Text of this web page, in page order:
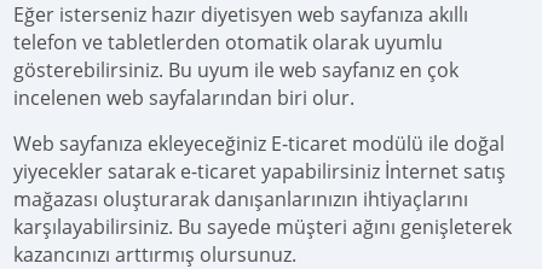
Eğer isterseniz hazır diyetisyen web sayfanıza akıllı
telefon ve tabletlerden otomatik olarak uyumlu
gösterebilirsiniz. Bu uyum ile web sayfanız en çok
incelenen web sayfalarından biri olur.
Web sayfanıza ekleyeceğiniz E-ticaret modülü ile doğal
yiyecekler satarak e-ticaret yapabilirsiniz İnternet satış
mağazası oluşturarak danışanlarınızın ihtiyaçlarını
karşılayabilirsiniz. Bu sayede müşteri ağını genişleterek
kazancınızı arttırmış olursunuz.